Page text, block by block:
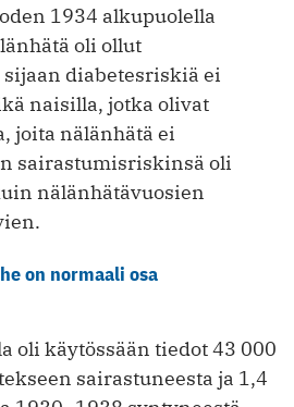
1934 alkupuolella
oli ollut
diabetesriskiä ei
naisilla, jotka olivat
joita nälänhätä ei
sairastumisriskinsä oli
nälänhätävuosien
on normaali osa
oli käytössään tiedot 43 000
sairastuneesta ja 1,4